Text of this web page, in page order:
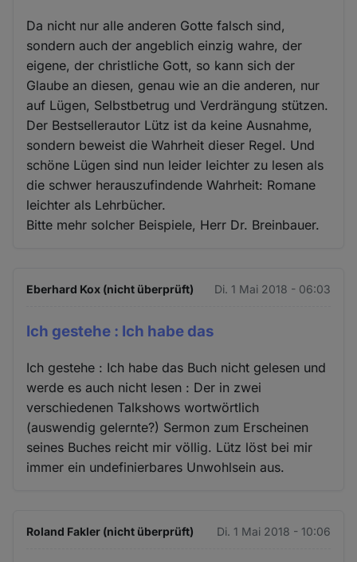
Da nicht nur alle anderen Gotte falsch sind,
sondern auch der angeblich einzig wahre, der
eigene, der christliche Gott, so kann sich der
Glaube an diesen, genau wie an die anderen, nur
auf Lügen, Selbstbetrug und Verdrängung stützen.
Der Bestsellerautor Lütz ist da keine Ausnahme,
sondern beweist die Wahrheit dieser Regel. Und
schöne Lügen sind nun leider leichter zu lesen als
die schwer herauszufindende Wahrheit: Romane
leichter als Lehrbücher.
Bitte mehr solcher Beispiele, Herr Dr. Breinbauer.
Eberhard Kox (nicht überprüft) Di. 1 Mai 2018 - 06:03
Ich gestehe : Ich habe das
Ich gestehe : Ich habe das Buch nicht gelesen und
werde es auch nicht lesen : Der in zwei
verschiedenen Talkshows wortwörtlich
(auswendig gelernte?) Sermon zum Erscheinen
seines Buches reicht mir völlig. Lütz löst bei mir
immer ein undefinierbares Unwohlsein aus.
Roland Fakler (nicht überprüft) Di. 1 Mai 2018 - 10:06